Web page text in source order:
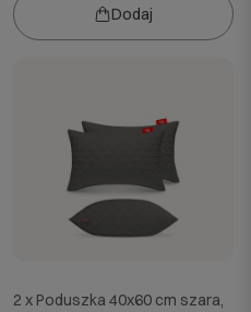
Dodaj
2 x Poduszka 40x60 cm szara,